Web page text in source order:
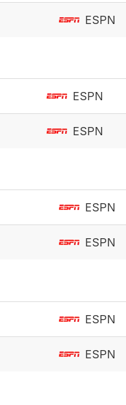
ESPN
ESPN
ESPN
ESPN
ESPN
ESPN
ESPN